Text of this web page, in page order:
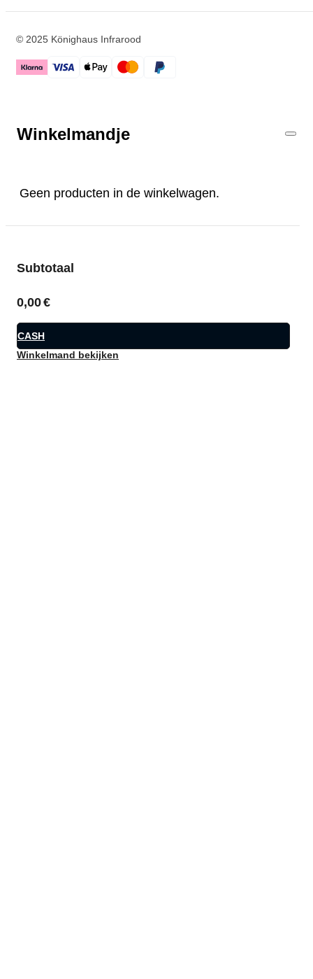
© 2025 Könighaus Infrarood
Winkelmandje
Geen producten in de winkelwagen.
Subtotaal
0,00€
CASH
Winkelmand bekijken